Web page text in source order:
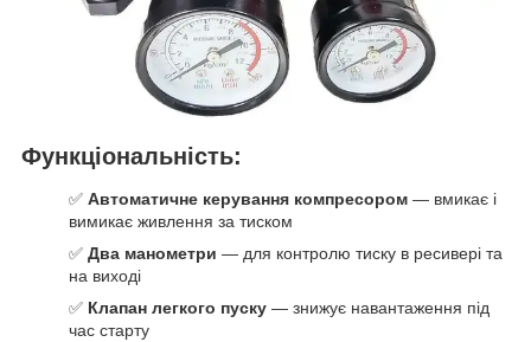
Функціональність:
✅ Автоматичне керування компресором — вмикає і
вимикає живлення за тиском
✅ Два манометри — для контролю тиску в ресивері та
на виході
✅ Клапан легкого пуску — знижує навантаження під
час старту